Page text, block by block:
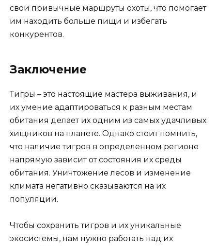
свои привычные маршруты охоты, что помогает
им находить больше пищи и избегать
конкурентов.
Заключение
Тигры – это настоящие мастера выживания, и
их умение адаптироваться к разным местам
обитания делает их одним из самых удачливых
хищников на планете. Однако стоит помнить,
что наличие тигров в определенном регионе
напрямую зависит от состояния их среды
обитания. Уничтожение лесов и изменение
климата негативно сказываются на их
популяции.
Чтобы сохранить тигров и их уникальные
экосистемы, нам нужно работать над их